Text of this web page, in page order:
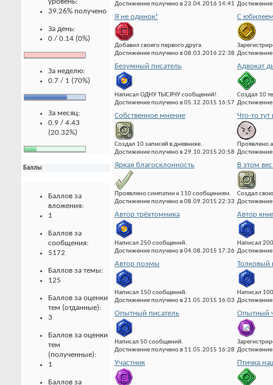
39.26% получено
За день:
0 / 0.14 (0%)
За неделю:
0.7 / 1 (70%)
За месяц:
0.9 / 4.43
(20.32%)
Баллы
Баллов за
вложения:
1
Баллов за
сообщения:
5172
Баллов за темы:
125
Баллов за оценки
тем (отданные):
3
Баллов за оценки
тем
(полученные):
1
Баллов за
Достижение получено в 23.04.2016 14:41
Я не одинок!
Добавил своего первого друга.
Достижение получено в 08.03.2016 22:38
С
Безумный писатель
Написал ОДНУ ТЫСЯЧУ сообщений!
Достижение получено в 05.12.2015 16:57
Адвокат
Создал 10
Собственное мнение
Создал 10 записей в дневнике.
Достижение получено в 29.10.2015 20:58
Что-то тут
Проявлено
Яркая благосклонность
Проявлено симпатии к 110 сообщениям.
Достижение получено в 08.09.2015 22:33
В этом
Создал
Автор трёхтомника
Написал 250 сообщений.
Достижение получено в 04.08.2015 17:26
Автор
Написал
Автор поэмы
Написал 150 сообщений.
Достижение получено в 21.05.2015 16:03
Толковый
Написал
Опытный писатель
Написал 50 сообщений.
Достижение получено в 11.05.2015 16:28
Опытный
Участник Птичка